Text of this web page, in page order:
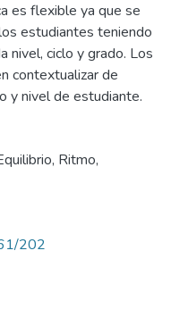
es flexible ya que se
estudiantes teniendo
nivel, ciclo y grado. Los
contextualizar de
y nivel de estudiante.
, Ritmo,
202